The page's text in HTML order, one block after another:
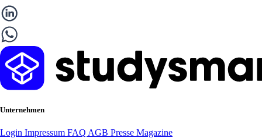
Unternehmen
Login Impressum FAQ AGB Presse Magazine